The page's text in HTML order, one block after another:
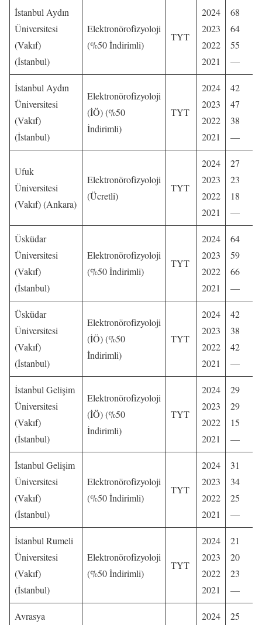
İstanbul Aydın
Üniversitesi
(Vakıf)
(İstanbul)
Elektronörofizyoloji
(%50 İndirimli)
TYT
2024
2023
2022
2021
68
64
55
—
İstanbul Aydın
Üniversitesi
(Vakıf)
(İstanbul)
Elektronörofizyoloji
(İÖ) (%50
İndirimli)
TYT
2024
2023
2022
2021
42
47
38
—
Ufuk
Üniversitesi
(Vakıf) (Ankara)
Elektronörofizyoloji
(Ücretli)
TYT
2024
2023
2022
2021
27
23
18
—
Üsküdar
Üniversitesi
(Vakıf)
(İstanbul)
Elektronörofizyoloji
(%50 İndirimli)
TYT
2024
2023
2022
2021
64
59
66
—
Üsküdar
Üniversitesi
(Vakıf)
(İstanbul)
Elektronörofizyoloji
(İÖ) (%50
İndirimli)
TYT
2024
2023
2022
2021
42
38
42
—
İstanbul Gelişim
Üniversitesi
(Vakıf)
(İstanbul)
Elektronörofizyoloji
(İÖ) (%50
İndirimli)
TYT
2024
2023
2022
2021
29
29
15
—
İstanbul Gelişim
Üniversitesi
(Vakıf)
(İstanbul)
Elektronörofizyoloji
(%50 İndirimli)
TYT
2024
2023
2022
2021
31
34
25
—
İstanbul Rumeli
Üniversitesi
(Vakıf)
(İstanbul)
Elektronörofizyoloji
(%50 İndirimli)
TYT
2024
2023
2022
2021
21
20
23
—
Avrasya
2024
25